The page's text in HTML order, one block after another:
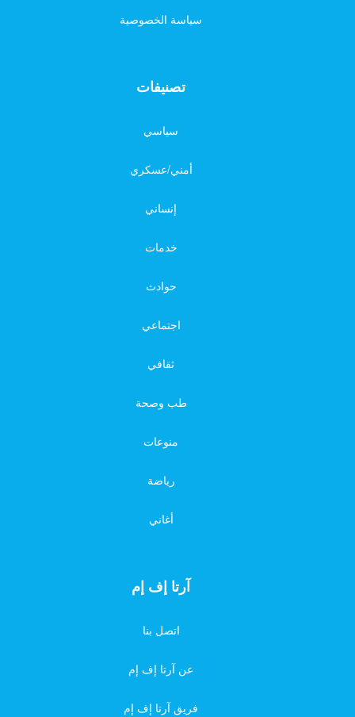
سياسة الخصوصية
تصنيفات
سياسي
أمني/عسكري
إنساني
خدمات
حوادث
اجتماعي
ثقافي
طب وصحة
منوعات
رياضة
أغاني
آرتا إف إم
اتصل بنا
عن آرتا إف إم
فريق آرتا إف إم